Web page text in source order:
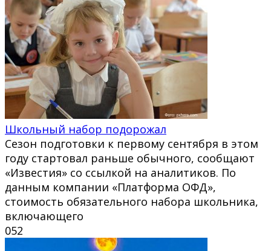
Школьный набор подорожал
Сезон подготовки к первому сентября в этом
году стартовал раньше обычного, сообщают
«Известия» со ссылкой на аналитиков. По
данным компании «Платформа ОФД»,
стоимость обязательного набора школьника,
включающего
052